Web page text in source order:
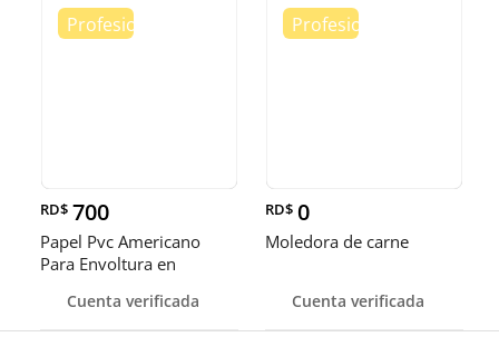
RD$ 700
Papel Pvc Americano
Para Envoltura en
pulgadas
Cuenta verificada
RD$ 0
Moledora de carne
Cuenta verificada